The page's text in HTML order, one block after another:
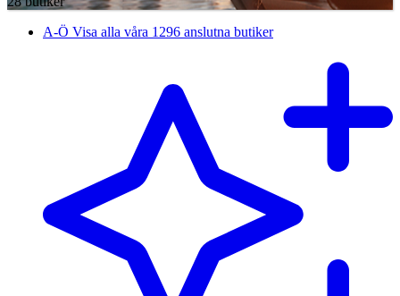
A-Ö Visa alla våra 1296 anslutna butiker